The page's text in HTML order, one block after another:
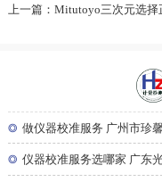
上一篇：Mitutoyo三次元选择
◎ 做仪器校准服务 广州市珍
◎ 仪器校准服务选哪家 广东